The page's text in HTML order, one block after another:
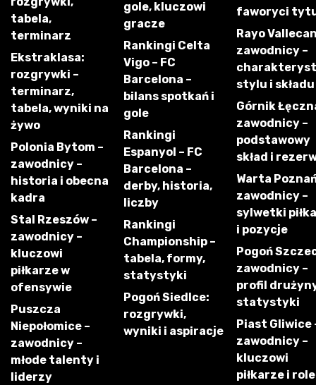
tabela,
terminarz
Ekstraklasa:
rozgrywki –
terminarz,
tabela, wyniki na
żywo
Polonia Bytom –
zawodnicy –
historia i obecna
kadra
Stal Rzeszów –
zawodnicy –
kluczowi
piłkarze w
ofensywie
Puszcza
Niepołomice –
zawodnicy –
młode talenty i
liderzy
gole, kluczowi
gracze
Rankingi Celta
Vigo – FC
Barcelona –
bilans spotkań i
gole
Rankingi
Espanyol – FC
Barcelona –
derby, historia,
liczby
Rankingi
Championship –
tabela, formy,
statystyki
Pogoń Siedlce:
rozgrywki,
wyniki i aspiracje
faworyci
Rayo
zawodnicy –
stylu i składu
Górnik
zawodnicy –
podstawowy
skład i
Warta
zawodnicy –
sylwetki
i pozycje
Pogoń
zawodnicy –
profil
statystyki
Piast Gliwice
zawodnicy –
kluczowi
piłkarze i role